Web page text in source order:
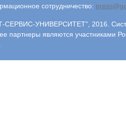
сотрудничество:
УНИВЕРСИТЕТ", 2016.
партнеры являются участниками